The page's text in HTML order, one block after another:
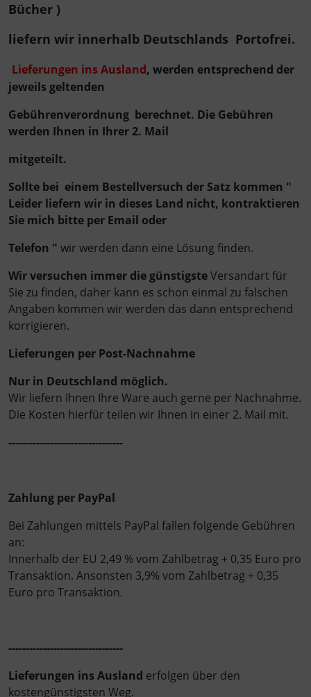
Bücher )
liefern wir innerhalb Deutschlands Portofrei.
Lieferungen ins Ausland, werden entsprechend der
jeweils geltenden
Gebührenverordnung berechnet. Die Gebühren
werden Ihnen in Ihrer 2. Mail
mitgeteilt.
Sollte bei einem Bestellversuch der Satz kommen "
Leider liefern wir in dieses Land nicht, kontraktieren
Sie mich bitte per Email oder
Telefon " wir werden dann eine Lösung finden.
Wir versuchen immer die günstigsteVersandart für
Sie zu finden, daher kann es schon einmal zu falschen
Angaben kommen wir werden das dann entsprechend
korrigieren.
Lieferungen per Post-Nachnahme
Nur in Deutschland möglich.
Wir liefern Ihnen Ihre Ware auch gerne per Nachnahme.
Die Kosten hierfür teilen wir Ihnen in einer 2. Mail mit.
---------------------------------
Zahlung per PayPal
Bei Zahlungen mittels PayPal fallen folgende Gebühren
an:
Innerhalb der EU 2,49 % vom Zahlbetrag + 0,35 Euro pro
Transaktion. Ansonsten 3,9% vom Zahlbetrag + 0,35
Euro pro Transaktion.
---------------------------------
Lieferungen ins Ausland erfolgen über den
kostengünstigsten Weg.